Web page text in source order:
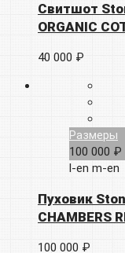
Свитшот
ORGANIC
40 000 ₽
Размеры
100 000 ₽
l-en m-en
Пуховик
CHAMBERS
100 000 ₽